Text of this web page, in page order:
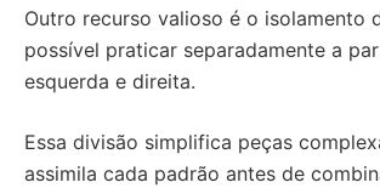
Outro recurso valioso é o isolamento
possível praticar separadamente a
esquerda e direita.
Essa divisão simplifica peças
assimila cada padrão antes de